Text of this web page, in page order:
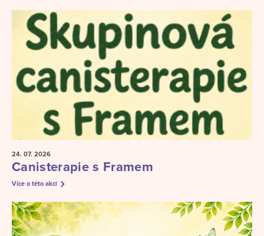
24. 07. 2026
Canisterapie s Framem
Více o této akci